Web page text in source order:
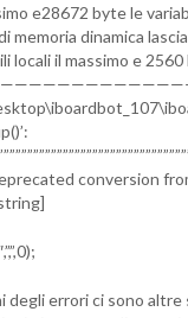
e28672 byte le
memoria dinamica
locali il massimo e
conversion
degli errori ci sono altre